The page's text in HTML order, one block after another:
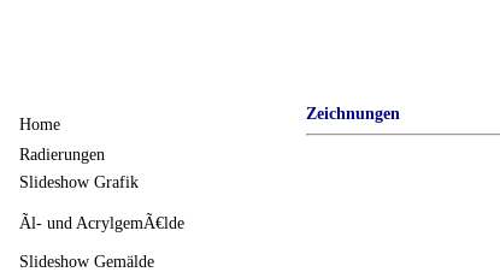
Zeichnungen
Home
Radierungen
Slideshow Grafik
Ãl- und AcrylgemÃ€lde
Slideshow Gemälde